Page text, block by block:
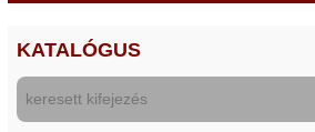
KATALÓGUS